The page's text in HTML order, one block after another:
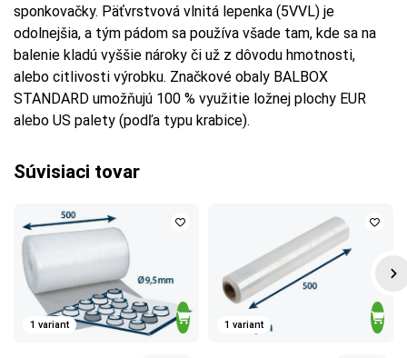
sponkovačky. Päťvrstvová vlnitá lepenka (5VVL) je
odolnejšia, a tým pádom sa používa všade tam, kde sa na
balenie kladú vyššie nároky či už z dôvodu hmotnosti,
alebo citlivosti výrobku. Značkové obaly BALBOX
STANDARD umožňujú 100 % využitie ložnej plochy EUR
alebo US palety (podľa typu krabice).
Súvisiaci tovar
1 variant 1 variant